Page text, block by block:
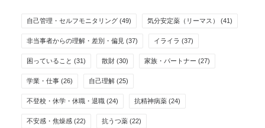
自己管理・セルフモニタリング (49) 気分安定薬（リーマス） (41)
非当事者からの理解・差別・偏見 (37) イライラ (37)
困っていること (31) 散財 (30) 家族・パートナー (27)
学業・仕事 (26) 自己理解 (25)
不登校・休学・休職・退職 (24) 抗精神病薬 (24)
不安感・焦燥感 (22) 抗うつ薬 (22)